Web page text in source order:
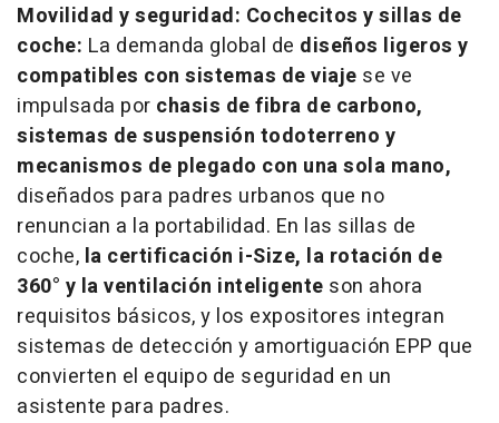
Movilidad y seguridad: Cochecitos y sillas de
coche: La demanda global de diseños ligeros y
compatibles con sistemas de viaje se ve
impulsada por chasis de fibra de carbono,
sistemas de suspensión todoterreno y
mecanismos de plegado con una sola mano,
diseñados para padres urbanos que no
renuncian a la portabilidad. En las sillas de
coche, la certificación i-Size, la rotación de
360° y la ventilación inteligente son ahora
requisitos básicos, y los expositores integran
sistemas de detección y amortiguación EPP que
convierten el equipo de seguridad en un
asistente para padres.